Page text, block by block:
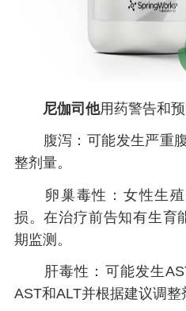
尼伽司他用药警告和
腹泻：可能发生严重腹
整剂量。
卵巢毒性：女性生殖
损。在治疗前告知有生育
期监测。
肝毒性：可能发生
AST和ALT并根据建议调整